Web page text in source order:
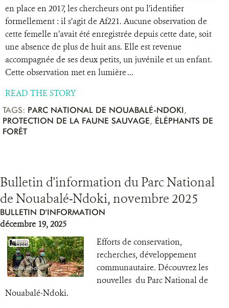
en place en 2017, les chercheurs ont pu l’identifier
formellement : il s’agit de Af221. Aucune observation de
cette femelle n’avait été enregistrée depuis cette date, soit
une absence de plus de huit ans. Elle est revenue
accompagnée de ses deux petits, un juvénile et un enfant.
Cette observation met en lumière ...
READ THE STORY
TAGS: PARC NATIONAL DE NOUABALÉ-NDOKI,
PROTECTION DE LA FAUNE SAUVAGE, ÉLÉPHANTS DE
FORÊT
Bulletin d'information du Parc National
de Nouabalé-Ndoki, novembre 2025
BULLETIN D'INFORMATION
décembre 19, 2025
Efforts de conservation,
recherches, développement
communautaire. Découvrez les
nouvelles du Parc National de
Nouabalé-Ndoki.